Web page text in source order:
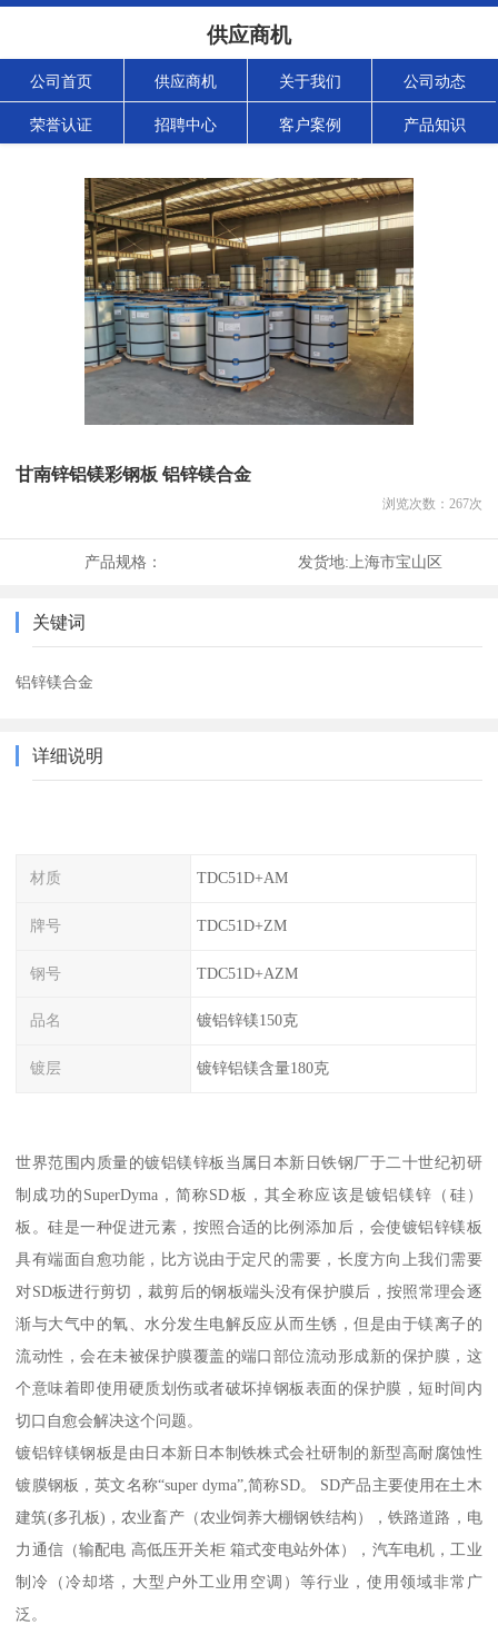
供应商机
公司首页 供应商机 关于我们 公司动态
荣誉认证 招聘中心 客户案例 产品知识
甘南锌铝镁彩钢板 铝锌镁合金
浏览次数： 267次
产品规格： 发货地: 上海市宝山区
关键词
铝锌镁合金
详细说明
材质 TDC51D+AM
牌号 TDC51D+ZM
钢号 TDC51D+AZM
品名 镀铝锌镁150克
镀层 镀锌铝镁含量180克
世界范围内质量的镀铝镁锌板当属日本新日铁钢厂于二十世纪初研
制成功的SuperDyma，简称SD板，其全称应该是镀铝镁锌（硅）
板。硅是一种促进元素，按照合适的比例添加后，会使镀铝锌镁板
具有端面自愈功能，比方说由于定尺的需要，长度方向上我们需要
对SD板进行剪切，裁剪后的钢板端头没有保护膜后，按照常理会逐
渐与大气中的氧、水分发生电解反应从而生锈，但是由于镁离子的
流动性，会在未被保护膜覆盖的端口部位流动形成新的保护膜，这
个意味着即使用硬质划伤或者破坏掉钢板表面的保护膜，短时间内
切口自愈会解决这个问题。
镀铝锌镁钢板是由日本新日本制铁株式会社研制的新型高耐腐蚀性
镀膜钢板，英文名称“super dyma”,简称SD。 SD产品主要使用在土木
建筑(多孔板)，农业畜产（农业饲养大棚钢铁结构），铁路道路，电
力通信（输配电 高低压开关柜 箱式变电站外体），汽车电机，工业
制冷（冷却塔，大型户外工业用空调）等行业，使用领域非常广
泛。